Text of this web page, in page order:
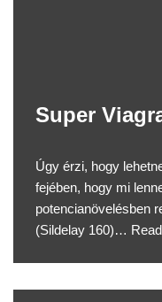
Super
Úgy érzi, hogy
fejében, hogy mi
potencianövelésben
(Sildelay 160)…